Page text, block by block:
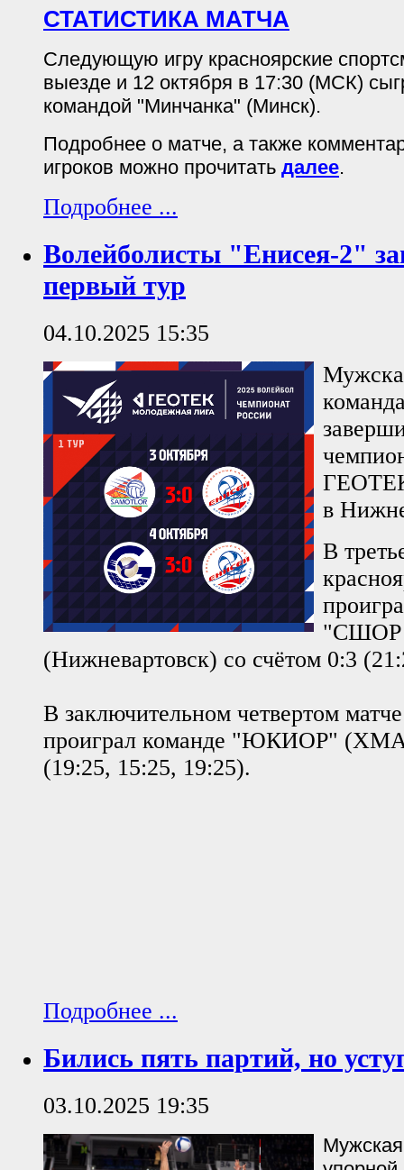
СТАТИСТИКА МАТЧА
Следующую игру красноярские
выезде и 12 октября в 17:30 (МСК)
командой "Минчанка" (Минск).
Подробнее о матче, а также
игроков можно прочитать далее.
Подробнее ...
Волейболисты "Енисея-2"
первый тур
04.10.2025 15:35
в
В
"СШОР
(Нижневартовск) со счётом 0:3
В заключительном четвертом
проиграл команде "ЮКИОР"
(19:25, 15:25, 19:25).
Подробнее ...
Бились пять партий, но
03.10.2025 19:35